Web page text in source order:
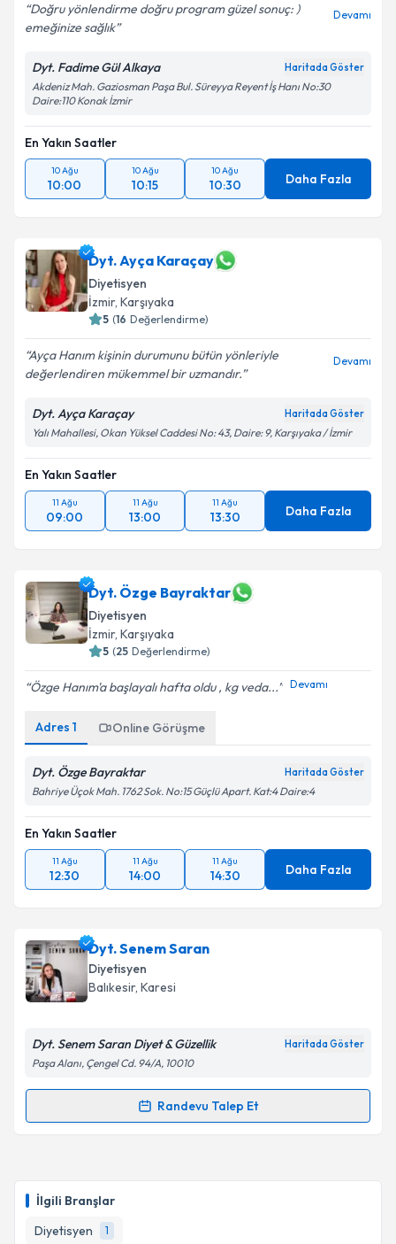
İlgili Branşlar
Diyetisyen
1
Doğru yönlendirme doğru program güzel sonuç: )
emeğinize sağlık
Devamı
Dyt. Fadime Gül Alkaya Haritada Göster
Akdeniz Mah. Gaziosman Paşa Bul. Süreyya Reyent İş Hanı No:30
Daire:110 Konak İzmir
En Yakın Saatler
10 Ağu
10:00
10 Ağu
10:15
10 Ağu
10:30 Daha Fazla
Dyt. Ayça Karaçay
Diyetisyen
İzmir, Karşıyaka
5 (16 Değerlendirme)
Ayça Hanım kişinin durumunu bütün yönleriyle
değerlendiren mükemmel bir uzmandır.
Devamı
Dyt. Ayça Karaçay Haritada Göster
Yalı Mahallesi, Okan Yüksel Caddesi No: 43, Daire: 9, Karşıyaka / İzmir
En Yakın Saatler
11 Ağu
09:00
11 Ağu
13:00
11 Ağu
13:30 Daha Fazla
Dyt. Özge Bayraktar
Diyetisyen
İzmir, Karşıyaka
5 (25 Değerlendirme)
Özge Hanım'a başlayalı hafta oldu , kg veda... Devamı
Adres 1 Online Görüşme
Dyt. Özge Bayraktar Haritada Göster
Bahriye Üçok Mah. 1762 Sok. No:15 Güçlü Apart. Kat:4 Daire:4
En Yakın Saatler
11 Ağu
12:30
11 Ağu
14:00
11 Ağu
14:30 Daha Fazla
Dyt. Senem Saran
Diyetisyen
Balıkesir, Karesi
Dyt. Senem Saran Diyet & Güzellik Haritada Göster
Paşa Alanı, Çengel Cd. 94/A, 10010
Randevu Talep Et
Randevu Takvimi Talebi
takvim hazırlandığında e-posta ile bilgilendireceğiz.